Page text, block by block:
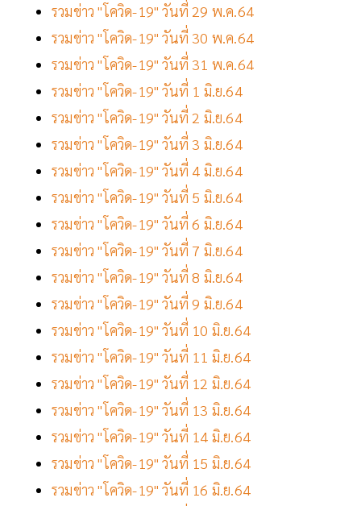
รวมข่าว "โควิด-19" วันที่ 29 พ.ค.64
รวมข่าว "โควิด-19" วันที่ 30 พ.ค.64
รวมข่าว "โควิด-19" วันที่ 31 พ.ค.64
รวมข่าว "โควิด-19" วันที่ 1 มิ.ย.64
รวมข่าว "โควิด-19" วันที่ 2 มิ.ย.64
รวมข่าว "โควิด-19" วันที่ 3 มิ.ย.64
รวมข่าว "โควิด-19" วันที่ 4 มิ.ย.64
รวมข่าว "โควิด-19" วันที่ 5 มิ.ย.64
รวมข่าว "โควิด-19" วันที่ 6 มิ.ย.64
รวมข่าว "โควิด-19" วันที่ 7 มิ.ย.64
รวมข่าว "โควิด-19" วันที่ 8 มิ.ย.64
รวมข่าว "โควิด-19" วันที่ 9 มิ.ย.64
รวมข่าว "โควิด-19" วันที่ 10 มิ.ย.64
รวมข่าว "โควิด-19" วันที่ 11 มิ.ย.64
รวมข่าว "โควิด-19" วันที่ 12 มิ.ย.64
รวมข่าว "โควิด-19" วันที่ 13 มิ.ย.64
รวมข่าว "โควิด-19" วันที่ 14 มิ.ย.64
รวมข่าว "โควิด-19" วันที่ 15 มิ.ย.64
รวมข่าว "โควิด-19" วันที่ 16 มิ.ย.64